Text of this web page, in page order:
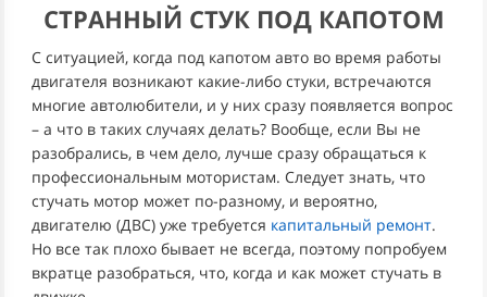
СТРАННЫЙ СТУК ПОД КАПОТОМ
С ситуацией, когда под капотом авто во время работы
двигателя возникают какие-либо стуки, встречаются
многие автолюбители, и у них сразу появляется вопрос
– а что в таких случаях делать? Вообще, если Вы не
разобрались, в чем дело, лучше сразу обращаться к
профессиональным мотористам. Следует знать, что
стучать мотор может по-разному, и вероятно,
двигателю (ДВС) уже требуется капитальный ремонт.
Но все так плохо бывает не всегда, поэтому попробуем
вкратце разобраться, что, когда и как может стучать в